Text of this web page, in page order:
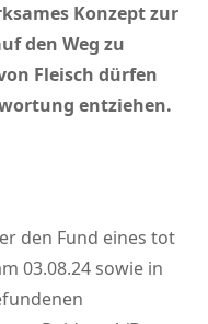
Konzept zur
den Weg zu
Fleisch dürfen
entziehen.
den Fund eines tot
03.08.24 sowie in